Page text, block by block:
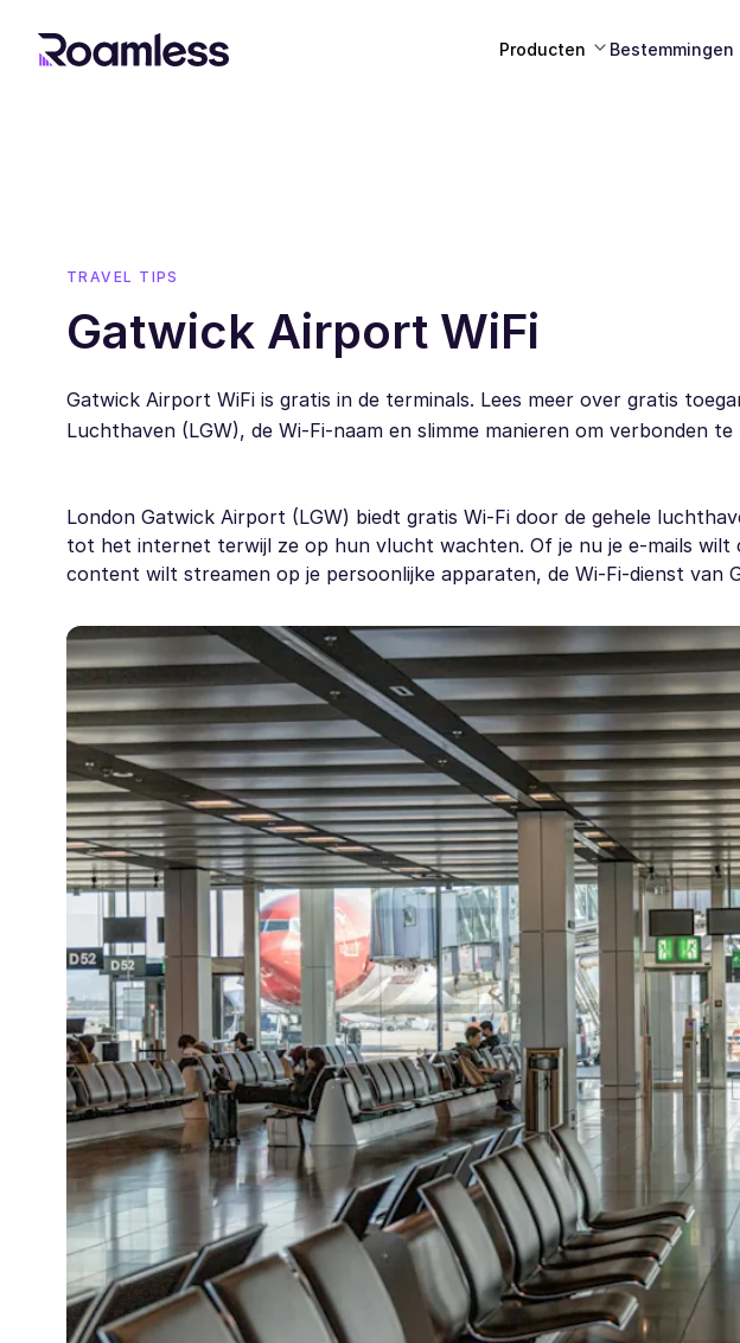
Producten Bestemmingen
TRAVEL TIPS
Gatwick Airport WiFi
Gatwick Airport WiFi is gratis in de terminals. Lees meer over gratis
Luchthaven (LGW), de Wi-Fi-naam en slimme manieren om verbonden te
London Gatwick Airport (LGW) biedt gratis Wi-Fi door de gehele
tot het internet terwijl ze op hun vlucht wachten. Of je nu je e-mails
content wilt streamen op je persoonlijke apparaten, de Wi-Fi-dienst van